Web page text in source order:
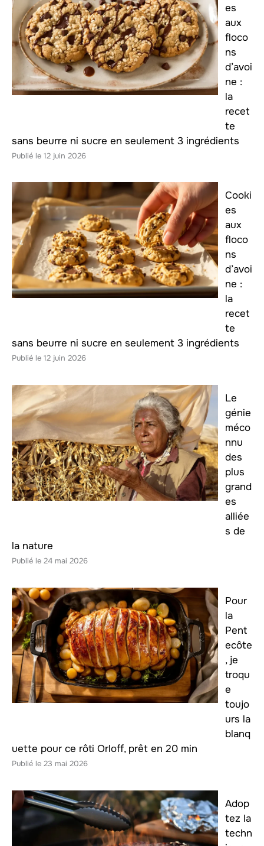
es
aux
floco
ns
d’avoi
ne :
la
recet
te
sans beurre ni sucre en seulement 3 ingrédients
12 juin 2026
Cooki
es
aux
floco
ns
d’avoi
ne :
la
recet
te
sans beurre ni sucre en seulement 3 ingrédients
12 juin 2026
Le
génie
méco
nnu
des
plus
grand
es
alliée
s de
la nature
24 mai 2026
Pour
la
Pent
ecôte
, je
troqu
e
toujo
urs la
blanq
uette pour ce rôti Orloff, prêt en 20 min
23 mai 2026
Adop
tez la
techn